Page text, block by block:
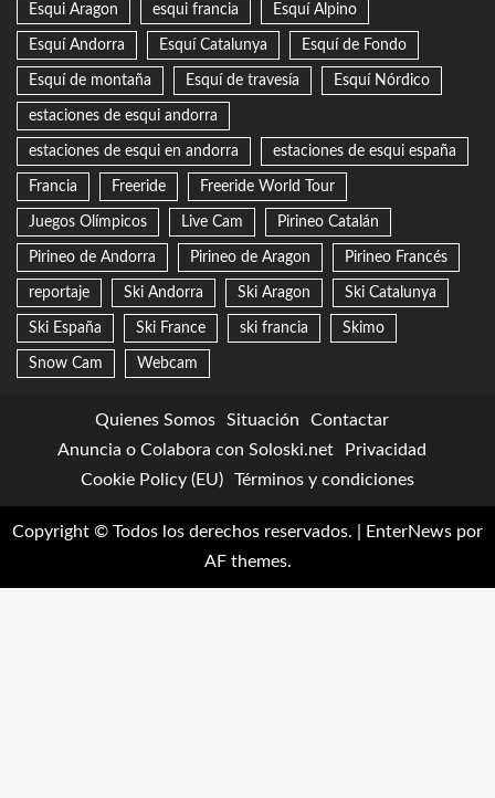
Esqui Aragon esqui francia Esquí Alpino
Esquí Andorra Esquí Catalunya Esquí de Fondo
Esquí de montaña Esquí de travesía Esquí Nórdico
estaciones de esqui andorra
estaciones de esqui en andorra estaciones de esqui españa
Francia Freeride Freeride World Tour
Juegos Olímpicos Live Cam Pirineo Catalán
Pirineo de Andorra Pirineo de Aragon Pirineo Francés
reportaje Ski Andorra Ski Aragon Ski Catalunya
Ski España Ski France ski francia Skimo
Snow Cam Webcam
Quienes Somos Situación
Contactar
Anuncia o Colabora con Soloski.net
Privacidad
Cookie Policy (EU)
Términos y condiciones
Copyright © Todos los derechos reservados. EnterNews por
AF themes.